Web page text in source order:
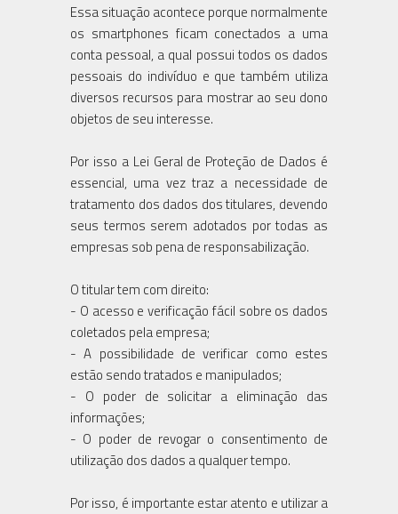
Essa situação acontece porque normalmente
os smartphones ficam conectados a uma
conta pessoal, a qual possui todos os dados
pessoais do indivíduo e que também utiliza
diversos recursos para mostrar ao seu dono
objetos de seu interesse.
Por isso a Lei Geral de Proteção de Dados é
essencial, uma vez traz a necessidade de
tratamento dos dados dos titulares, devendo
seus termos serem adotados por todas as
empresas sob pena de responsabilização.
O titular tem com direito:
- O acesso e verificação fácil sobre os dados
coletados pela empresa;
- A possibilidade de verificar como estes
estão sendo tratados e manipulados;
- O poder de solicitar a eliminação das
informações;
- O poder de revogar o consentimento de
utilização dos dados a qualquer tempo.
Por isso, é importante estar atento e utilizar a